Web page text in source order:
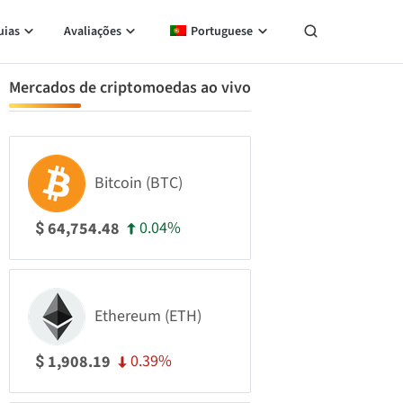
Avaliações Portuguese
Mercados de criptomoedas ao vivo
Bitcoin (BTC)
$64,754.48 0.04%
Ethereum (ETH)
$ 1,908.19 0.39%